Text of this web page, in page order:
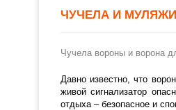
ЧУЧЕЛА И
Чучела вороны и ворона
Давно известно, что
живой сигнализатор
отдыха – безопасное и